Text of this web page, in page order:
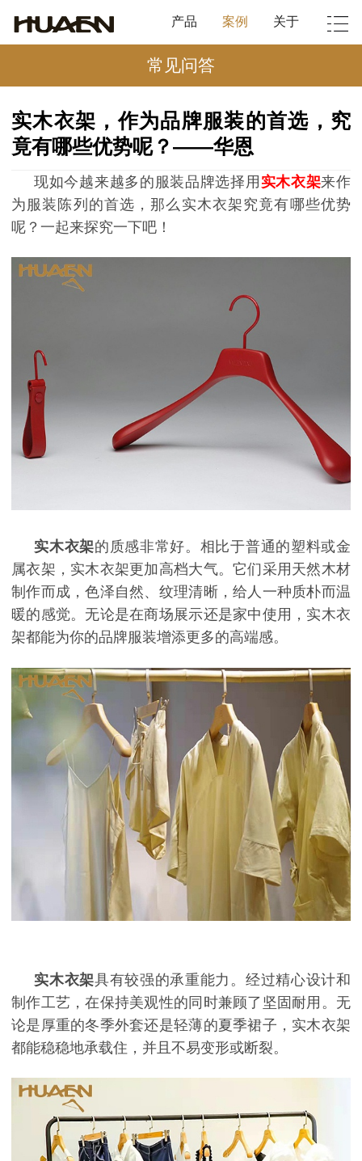
产品 案例 关于
常见问答
实木衣架，作为品牌服装的首选，究
竟有哪些优势呢？——华恩
现如今越来越多的服装品牌选择用 实木衣架来作
为服装陈列的首选，那么实木衣架究竟有哪些优势
呢？一起来探究一下吧！
实木衣架的质感非常好。相比于普通的塑料或金
属衣架，实木衣架更加高档大气。它们采用天然木材
制作而成，色泽自然、纹理清晰，给人一种质朴而温
暖的感觉。无论是在商场展示还是家中使用，实木衣
架都能为你的品牌服装增添更多的高端感。
实木衣架具有较强的承重能力。经过精心设计和
制作工艺，在保持美观性的同时兼顾了坚固耐用。无
论是厚重的冬季外套还是轻薄的夏季裙子，实木衣架
都能稳稳地承载住，并且不易变形或断裂。